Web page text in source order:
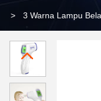
> 3 Warna Lampu